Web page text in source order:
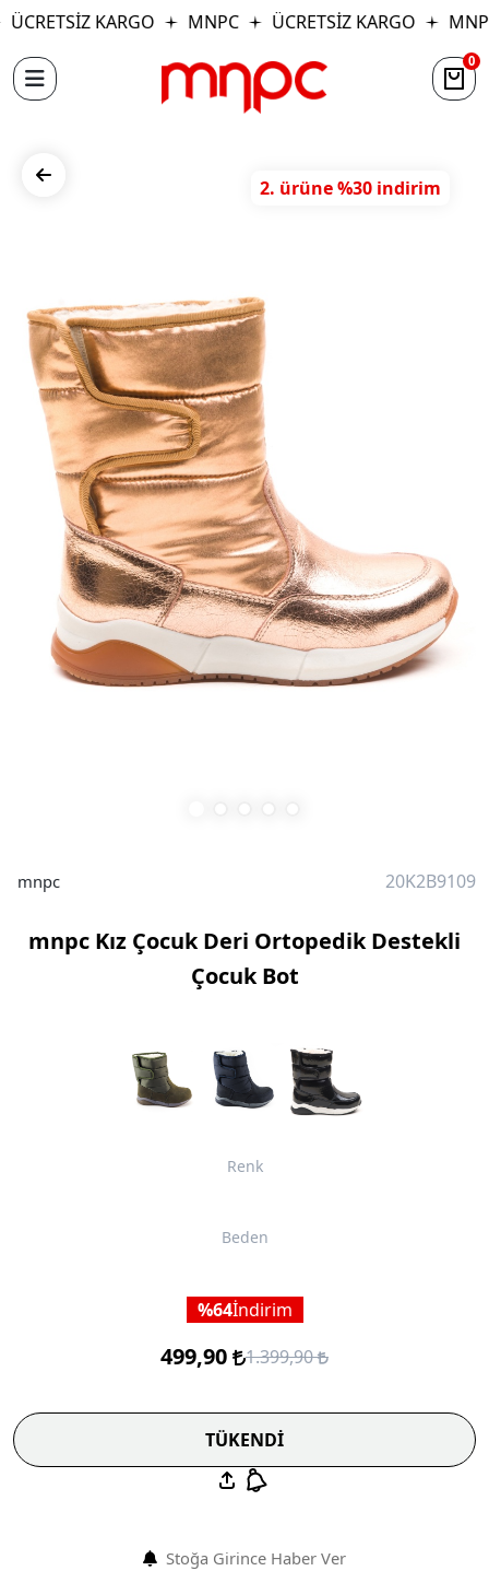
ÜCRETSİZ KARGO MNPC ÜCRETSİZ KARGO
0
2. ürüne %30 indirim
mnpc 20K2B9109
mnpc Kız Çocuk Deri Ortopedik Destekli
Çocuk Bot
Renk
Beden
64İndirim
499,90 1.399,90
TÜKENDİ
Stoğa Girince Haber Ver